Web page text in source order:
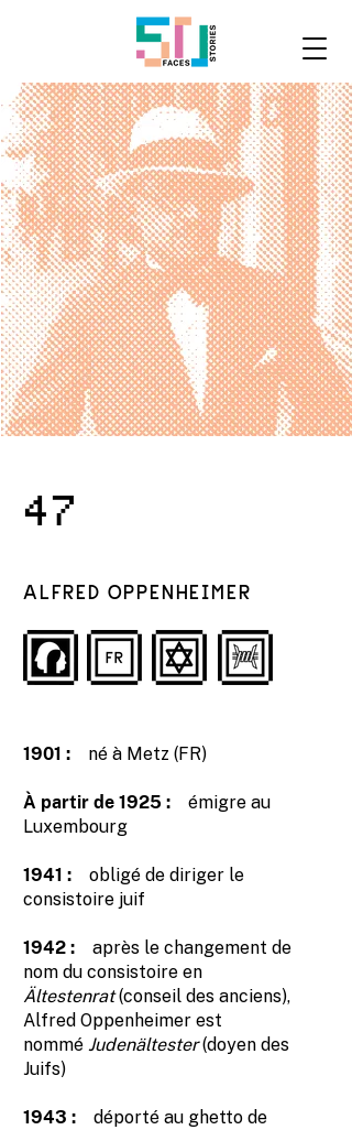
47
ALFRED OPPENHEIMER
1901 : né à Metz (FR)
À partir de 1925 : émigre au
Luxembourg
1941 : obligé de diriger le
consistoire juif
1942 : après le changement de
nom du consistoire en
Ältestenrat(conseil des anciens),
Alfred Oppenheimer est
nommé Judenältester(doyen des
Juifs)
1943 : déporté au ghetto de